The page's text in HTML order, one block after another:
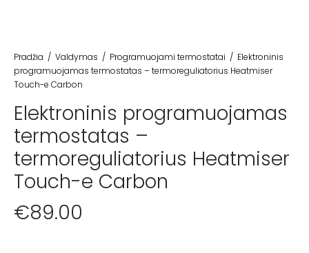
Pradžia / Valdymas / Programuojami termostatai / Elektroninis
programuojamas termostatas – termoreguliatorius Heatmiser
Touch-e Carbon
Elektroninis programuojamas
termostatas –
termoreguliatorius Heatmiser
Touch-e Carbon
€89.00